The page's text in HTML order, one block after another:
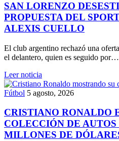
SAN LORENZO
PROPUESTA DEL
ALEXIS CUELLO
El club argentino rechazó una
el delantero, quien es seguido por…
Leer noticia
Fútbol 5 agosto, 2026
CRISTIANO RONALDO
COLECCIÓN DE
MILLONES DE